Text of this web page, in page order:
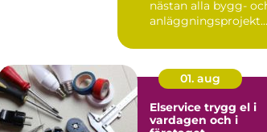
nästan alla bygg-
anläggningsprojekt.
01. aug
Elservice trygg el i
vardagen och i